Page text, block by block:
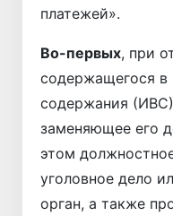
платежей».
Во-первых, при
содержащегося в
содержания
заменяющее его
этом
уголовное дело
орган, а также